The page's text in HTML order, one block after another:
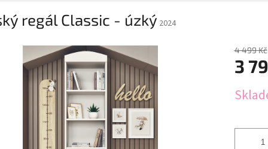
regál Classic - úzký 2024
4 499 Kč
3
cena: